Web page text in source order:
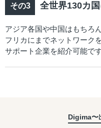
全世界130カ
アジア各国や中国はもちろ
フリカにまでネットワーク
サポート企業を紹介可能です
Digima〜